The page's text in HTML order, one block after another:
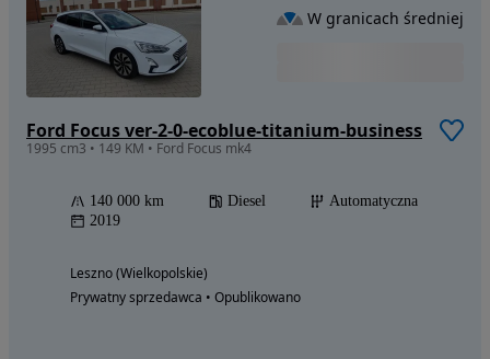
Ford Focus ver-2-0-ecoblue-titanium-business
1995 cm3 • 149 KM • Ford Focus mk4
140 000 km Diesel
Automatyczna
2019
Leszno (Wielkopolskie)
Prywatny sprzedawca • Opublikowano
W granicach średniej